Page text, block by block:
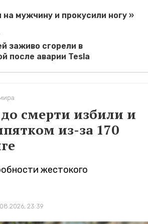
на мужчину и прокусили ногу »
заживо сгорели в
после аварии Tesla